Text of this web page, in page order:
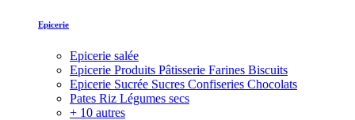
Epicerie
Epicerie salée
Epicerie Produits Pâtisserie Farines Biscuits
Epicerie Sucrée Sucres Confiseries Chocolats
Pates Riz Légumes secs
+ 10 autres